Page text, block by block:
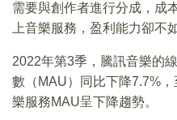
需要與創作者進行分成，成
上音樂服務，盈利能力卻不
2022年第3季，騰訊音樂的
數（MAU）同比下降7.7%
樂服務MAU呈下降趨勢。